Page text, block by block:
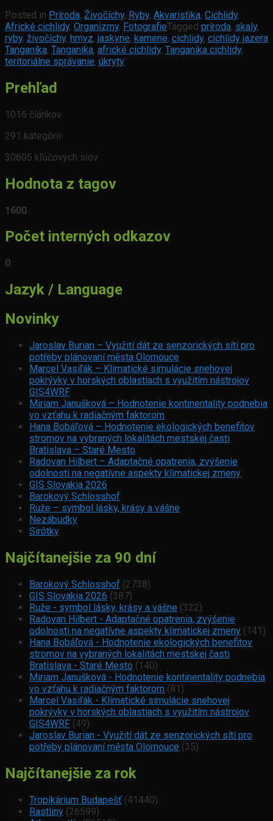
Posted in Príroda, Živočíchy, Ryby, Akvaristika, Cichlidy,
Africké cichlidy, Organizmy, FotografieTagged príroda, skaly,
ryby, živočíchy, hmyz, jaskyne, kamene, cichlidy, cichlidy jazera
Tanganika, Tanganika, africké cichlidy, Tanganika cichlidy,
teritoriálne správanie, úkryty
Prehľad
1016 článkov
291 kategórií
30605 kľúčových slov
Hodnota z tagov
1600
Počet interných odkazov
0
Jazyk / Language
Novinky
Jaroslav Burian – Využití dát ze senzorických sítí pro
potřeby plánovaní města Olomouce
Marcel Vasiľák – Klimatické simulácie snehovej
pokrývky v horských oblastiach s využitím nástrojov
GIS4WRF
Miriam Janušková – Hodnotenie kontinentality podnebia
vo vzťahu k radiačným faktorom
Hana Bobáľová – Hodnotenie ekologických benefitov
stromov na vybraných lokalitách mestskej časti
Bratislava – Staré Mesto
Radovan Hilbert – Adaptačné opatrenia, zvýšenie
odolnosti na negatívne aspekty klimatickej zmeny
GIS Slovakia 2026
Barokový Schlosshof
Ruže – symbol lásky, krásy a vášne
Nezábudky
Sirôtky
Najčítanejšie za 90 dní
Barokový Schlosshof (2738)
GIS Slovakia 2026 (387)
Ruže - symbol lásky, krásy a vášne (322)
Radovan Hilbert - Adaptačné opatrenia, zvýšenie
odolnosti na negatívne aspekty klimatickej zmeny (141)
Hana Bobáľová - Hodnotenie ekologických benefitov
stromov na vybraných lokalitách mestskej časti
Bratislava - Staré Mesto (140)
Miriam Janušková - Hodnotenie kontinentality podnebia
vo vzťahu k radiačným faktorom (81)
Marcel Vasiľák - Klimatické simulácie snehovej
pokrývky v horských oblastiach s využitím nástrojov
GIS4WRF (49)
Jaroslav Burian - Využití dát ze senzorických sítí pro
potřeby plánovaní města Olomouce (35)
Najčítanejšie za rok
Tropikárium Budapešť (41440)
Rastliny (26599)